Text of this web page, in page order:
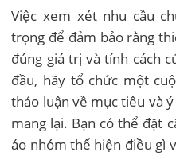
Việc xem xét nhu cầu
trọng để đảm bảo rằng
đúng giá trị và tính cách
đầu, hãy tổ chức một
thảo luận về mục tiêu và
mang lại. Bạn có thể đặt
áo nhóm thể hiện điều gì